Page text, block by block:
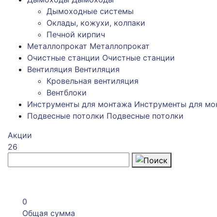
Дымоходные системы
Оклады, кожухи, колпаки
Печной кирпич
Металлопрокат Металлопрокат
Очистные станции Очистные станции
Вентиляция Вентиляция
Кровельная вентиляция
Вентблоки
Инструменты для монтажа Инструменты для
Подвесные потолки Подвесные потолки
Акции
26
0
Общая сумма